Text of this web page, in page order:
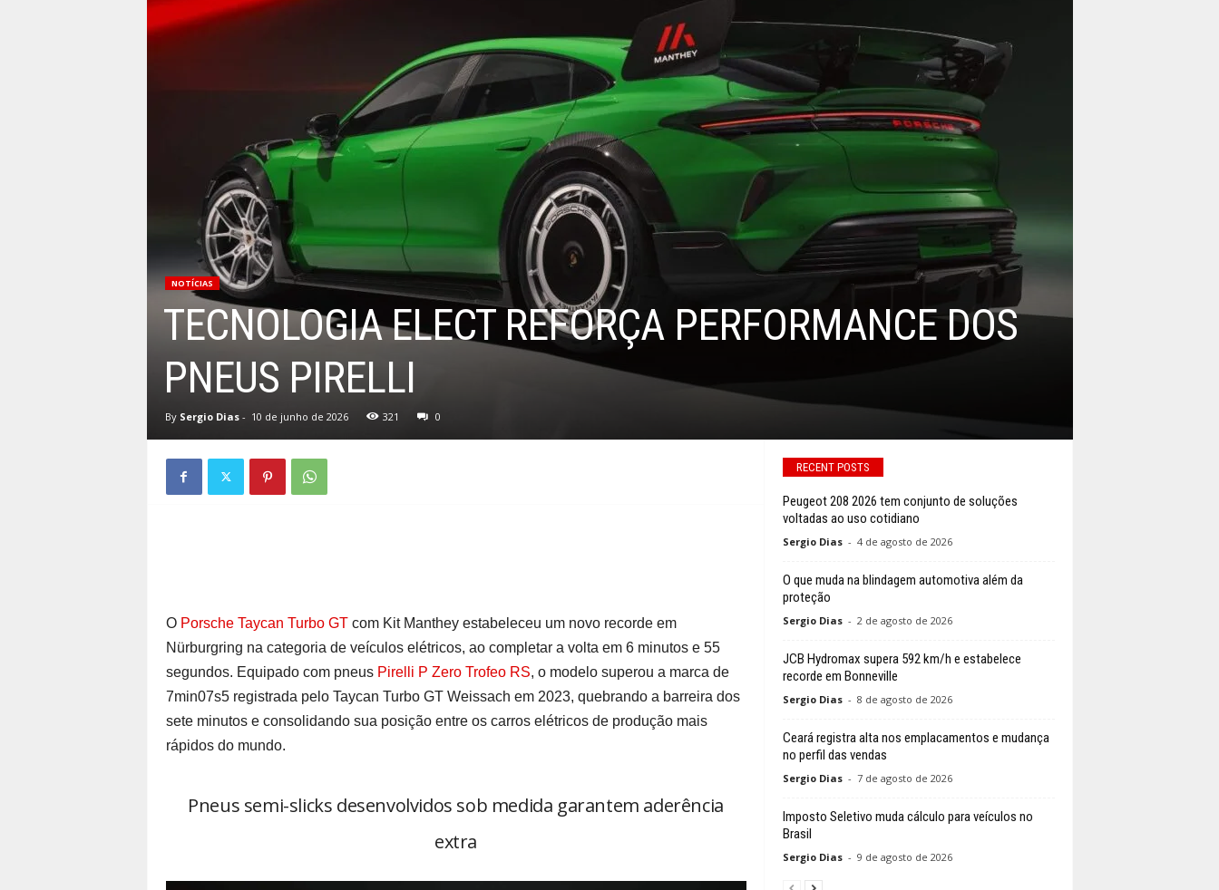
NOTÍCIAS
TECNOLOGIA ELECT REFORÇA PERFORMANCE DOS
PNEUS PIRELLI
By Sergio Dias- 10 de junho de 2026 321 0
O Porsche Taycan Turbo GTcom Kit Manthey estabeleceu um novo recorde em
Nürburgring na categoria de veículos elétricos, ao completar a volta em 6 minutos e 55
segundos. Equipado com pneus Pirelli P Zero Trofeo RS, o modelo superou a marca de
7min07s5 registrada pelo Taycan Turbo GT Weissach em 2023, quebrando a barreira dos
sete minutos e consolidando sua posição entre os carros elétricos de produção mais
rápidos do mundo.
Pneus semi-slicks desenvolvidos sob medida garantem aderência
extra
RECENT POSTS
Peugeot 208 2026 tem conjunto de soluções
voltadas ao uso cotidiano
Sergio Dias - 4 de agosto de 2026
O que muda na blindagem automotiva além da
proteção
Sergio Dias - 2 de agosto de 2026
JCB Hydromax supera 592 km/h e estabelece
recorde em Bonneville
Sergio Dias - 8 de agosto de 2026
Ceará registra alta nos emplacamentos e mudança
no perfil das vendas
Sergio Dias - 7 de agosto de 2026
Imposto Seletivo muda cálculo para veículos no
Brasil
Sergio Dias - 9 de agosto de 2026